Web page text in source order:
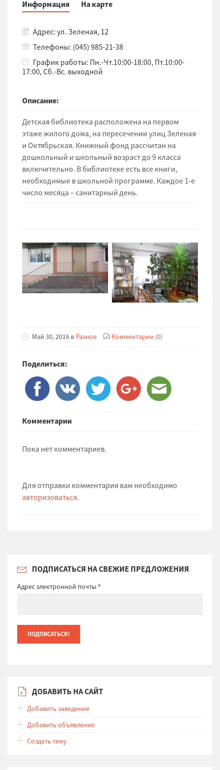
Информация На карте
Адрес: ул. Зеленая, 12
Телефоны: (045) 985-21-38
График работы: Пн.-Чт.10:00-18:00, Пт.10:00-
17:00, Сб.-Вс. выходной
Описание:
Детская библиотека расположена на первом
этаже жилого дома, на пересечении улиц Зеленая
и Октябрьская. Книжный фонд рассчитан на
дошкольный и школьный возраст до 9 класса
включительно. В библиотеке есть все книги,
необходимые в школьной программе. Каждое 1-е
число месяца – санитарный день.
Май 30, 2016 в Разное Комментарии (0)
Поделиться:
Комментарии
Пока нет комментариев.
Для отправки комментария вам необходимо
авторизоваться.
ПОДПИСАТЬСЯ НА СВЕЖИЕ ПРЕДЛОЖЕНИЯ
Адрес электронной почты*
ДОБАВИТЬ НА САЙТ
Добавить заведение
Добавить объявление
Создать тему